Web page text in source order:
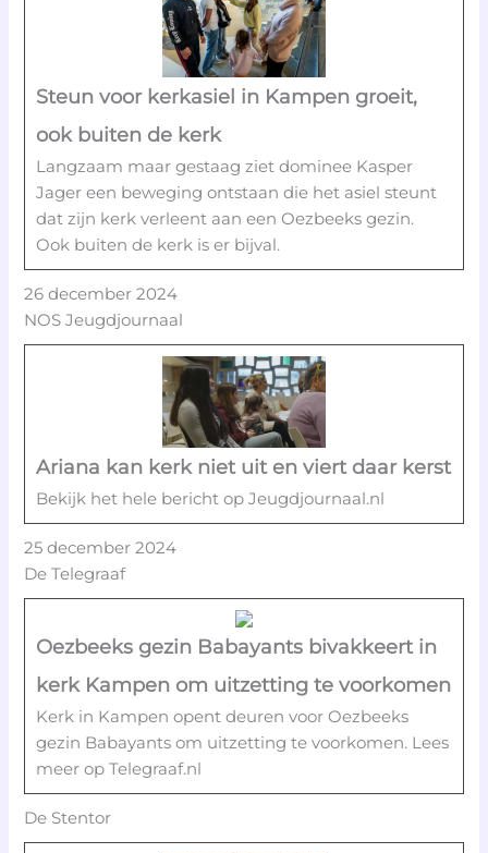
Steun voor kerkasiel in Kampen groeit,
ook buiten de kerk
Langzaam maar gestaag ziet dominee Kasper
Jager een beweging ontstaan die het asiel steunt
dat zijn kerk verleent aan een Oezbeeks gezin.
Ook buiten de kerk is er bijval.
26 december 2024
NOS Jeugdjournaal
Ariana kan kerk niet uit en viert daar kerst
Bekijk het hele bericht op Jeugdjournaal.nl
25 december 2024
De Telegraaf
Oezbeeks gezin Babayants bivakkeert in
kerk Kampen om uitzetting te voorkomen
Kerk in Kampen opent deuren voor Oezbeeks
gezin Babayants om uitzetting te voorkomen. Lees
meer op Telegraaf.nl
De Stentor